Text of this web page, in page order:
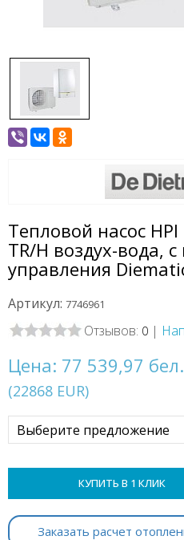
Тепловой насос
TR/H воздух-вода,
управления
Артикул: 7746961
Отзывов: 0 |
Цена: 77 539,97
(22868 EUR)
Выберите предложение
КУПИТЬ В 1 КЛИК
Заказать расчет